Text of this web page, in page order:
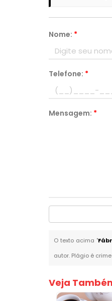
Nome: *
Telefone: *
Mensagem: *
O texto acima "
autor. Plágio é
Veja